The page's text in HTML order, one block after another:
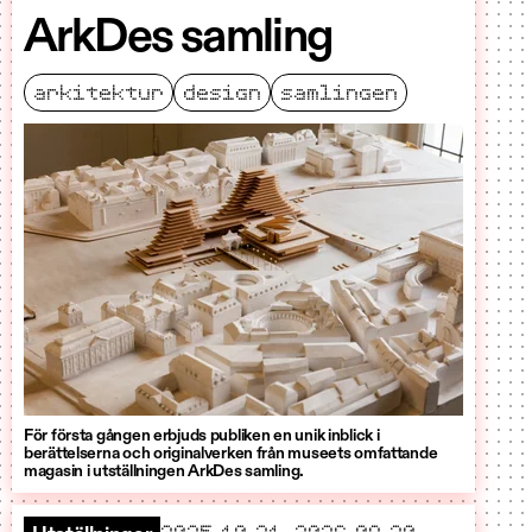
ArkDes samling
arkitektur design samlingen
För första gången erbjuds publiken en unik inblick i
berättelserna och originalverken från museets omfattande
magasin i utställningen ArkDes samling.